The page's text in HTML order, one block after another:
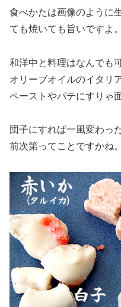
食べかたは画像のように
ても焼いても旨いですよ。
和洋中と料理はなんでも
オリーブオイルのイタリ
ペーストやパテにすりゃ
団子にすれば一風変わっ
前次第ってことですかね。